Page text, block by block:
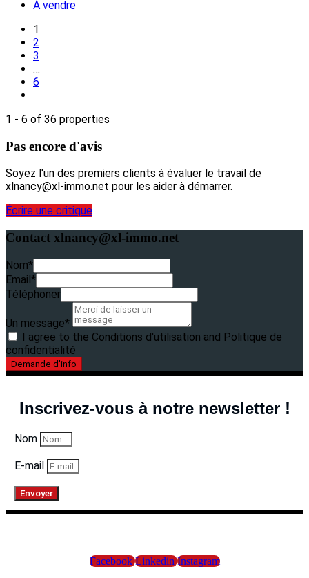
À vendre
1
2
3
…
6
1 - 6 of 36 properties
Pas encore d'avis
Soyez l'un des premiers clients à évaluer le travail de
xlnancy@xl-immo.net pour les aider à démarrer.
Écrire une critique
Contact xlnancy@xl-immo.net
Nom*
Email*
Téléphoner
Un message*
I agree to the Conditions d'utilisation and Politique de
confidentialité
Demande d'info
Inscrivez-vous à notre newsletter !
Nom
E-mail
Envoyer
Facebook Linkedin Instagram